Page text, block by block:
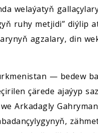
welaýatyň
ruhy metjidi” diýlip
agzalary, din
— bedew
çärede ajaýyp
Arkadagly